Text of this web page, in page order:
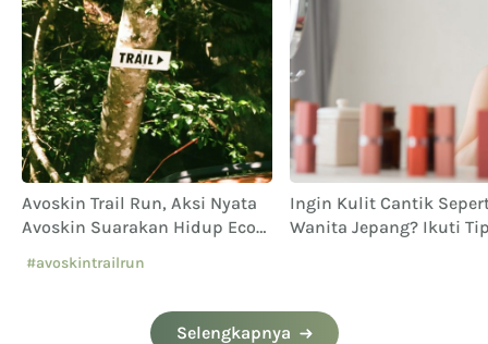
Avoskin Trail Run, Aksi Nyata
Avoskin Suarakan Hidup Eco
#avoskintrailrun
Ingin Kulit Cantik
Wanita Jepang? Ikuti
Selengkapnya